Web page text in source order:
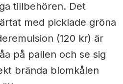
tillbehören. Det
med picklade gröna
(120 kr) är
på pallen och se sig
brända blomkålen